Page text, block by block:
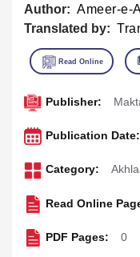
Author: Ameer-e-
Translated by:
Publisher:
Publication Date:
Category:
Read Online
PDF Pages: 0